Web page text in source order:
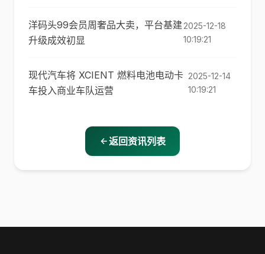
洋码头99会员周奢品大卖，平台基建
升级成效初显
2025-12-18
10:19:21
现代汽车将 XCIENT 燃料电池电动卡
车投入商业车队运营
2025-12-14
10:19:21
返回资讯列表